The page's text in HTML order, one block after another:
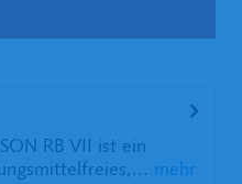
RB VII ist ein
mehr